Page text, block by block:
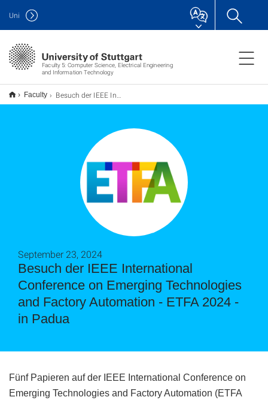
Faculty 5: Computer Science, Electrical Engineering
and Information Technology
Uni
Faculty Besuch der IEEE International Conference on Emerging Technologies and Factory Automation - ETFA 2024 - in Padua
Besuch der IEEE International
Conference on Emerging Technologies
and Factory Automation - ETFA 2024 -
in Padua
September 23, 2024
Fünf Papieren auf der IEEE International Conference on
Emerging Technologies and Factory Automation (ETFA